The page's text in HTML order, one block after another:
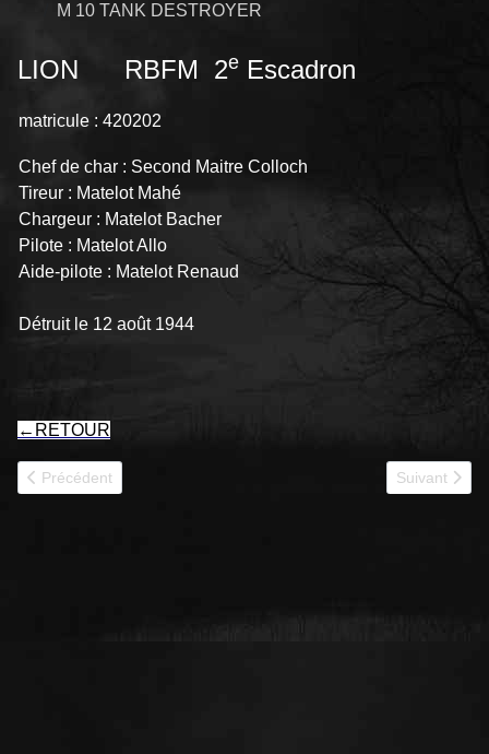
M 10 TANK DESTROYER
LION RBFM 2e Escadron
matricule : 420202
Chef de char : Second Maitre Colloch
Tireur : Matelot Mahé
Chargeur : Matelot Bacher
Pilote : Matelot Allo
Aide-pilote : Matelot Renaud
Détruit le 12 août 1944
← RETOUR
Article précédent : LEOPARD RBFM
Précédent Article
Suivant